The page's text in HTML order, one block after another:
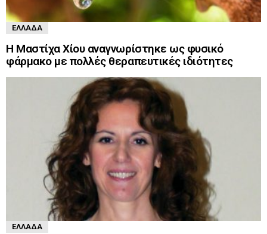
ΕΛΛΆΔΑ
Η Μαστίχα Χίου αναγνωρίστηκε ως φυσικό
φάρμακο με πολλές θεραπευτικές ιδιότητες
ΕΛΛΆΔΑ